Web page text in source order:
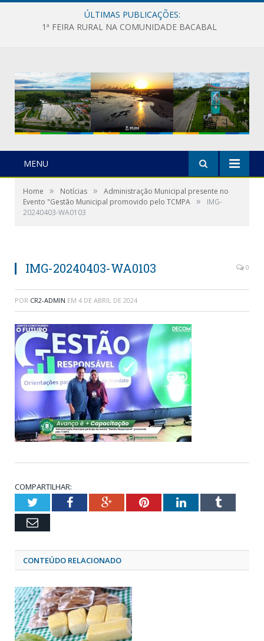
ÚLTIMAS PUBLICAÇÕES:
1ª FEIRA RURAL NA COMUNIDADE BACABAL
MENU
Home » Notícias »
Administração Municipal presente no
Evento "Gestão Municipal promovido pelo TCMPA »
IMG-
20240403-WA0103
IMG-20240403-WA0103 0
POR CR2-ADMIN EM 4 DE ABRIL DE 2024
COMPARTILHAR:
TwitterFacebookGoogle+PinterestLinkedInTumblr
Email
CONTEÚDO RELACIONADO